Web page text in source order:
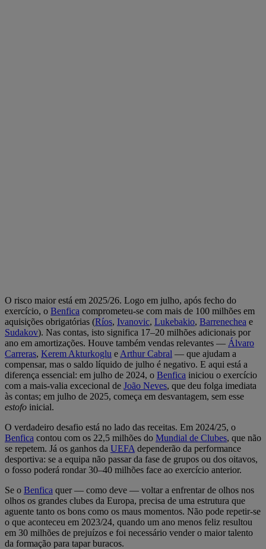
O risco maior está em 2025/26. Logo em julho, após fecho do
exercício, o Benfica comprometeu-se com mais de 100 milhões em
aquisições obrigatórias (Ríos, Ivanovic, Lukebakio, Barrenechea e
Sudakov). Nas contas, isto significa 17–20 milhões adicionais por
ano em amortizações. Houve também vendas relevantes — Álvaro
Carreras, Kerem Akturkoglu e Arthur Cabral — que ajudam a
compensar, mas o saldo líquido de julho é negativo. E aqui está a
diferença essencial: em julho de 2024, o Benfica iniciou o exercício
com a mais-valia excecional de João Neves, que deu folga imediata
às contas; em julho de 2025, começa em desvantagem, sem esse
estofo inicial.
O verdadeiro desafio está no lado das receitas. Em 2024/25, o
Benfica contou com os 22,5 milhões do Mundial de Clubes, que não
se repetem. Já os ganhos da UEFA dependerão da performance
desportiva: se a equipa não passar da fase de grupos ou dos oitavos,
o fosso poderá rondar 30–40 milhões face ao exercício anterior.
Se o Benfica quer — como deve — voltar a enfrentar de olhos nos
olhos os grandes clubes da Europa, precisa de uma estrutura que
aguente tanto os bons como os maus momentos. Não pode repetir-se
o que aconteceu em 2023/24, quando um ano menos feliz resultou
em 30 milhões de prejuízos e foi necessário vender o maior talento
da formação para tapar buracos.